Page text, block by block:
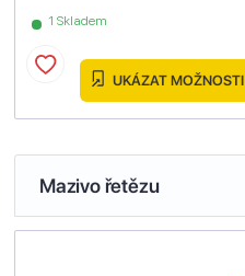
1 Skladem
UKÁZAT MOŽNOSTI
Mazivo řetězu